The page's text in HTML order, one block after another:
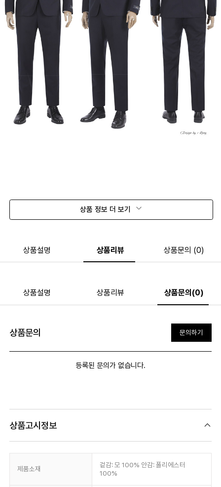
상품 정보 더 보기
상품설명 상품리뷰 상품문의 (0)
상품설명 상품리뷰 상품문의(0)
상품문의 문의하기
등록된 문의가 없습니다.
상품고시정보
제품소재
겉감: 모 100% 안감: 폴리에스터
100%